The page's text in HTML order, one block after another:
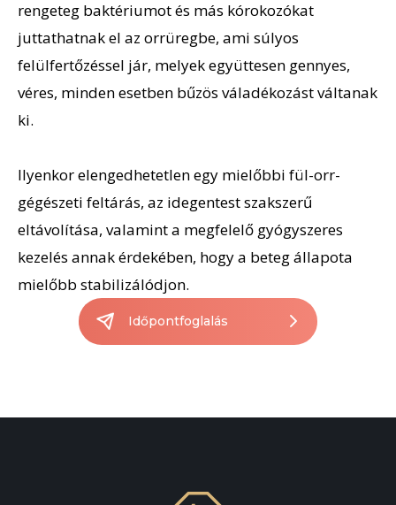
rengeteg baktériumot és más kórokozókat
juttathatnak el az orrüregbe, ami súlyos
felülfertőzéssel jár, melyek együttesen gennyes,
véres, minden esetben bűzös váladékozást váltanak
ki.
Ilyenkor elengedhetetlen egy mielőbbi fül-orr-
gégészeti feltárás, az idegentest szakszerű
eltávolítása, valamint a megfelelő gyógyszeres
kezelés annak érdekében, hogy a beteg állapota
mielőbb stabilizálódjon.
Időpontfoglalás